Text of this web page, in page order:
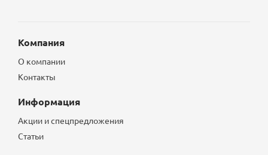
Компания
О компании
Контакты
Информация
Акции и спецпредложения
Статьи